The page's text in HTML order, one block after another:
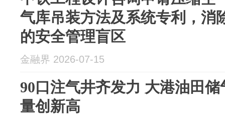
气库吊装方法及系统专利，消
的安全管理盲区
金融界 2026-07-15
90口注气井齐发力 大港油田
量创新高